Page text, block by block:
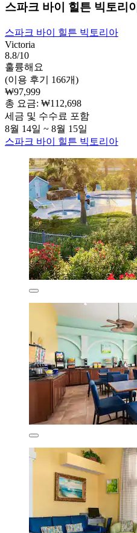
스파크 바이 힐튼 빅토리
스파크 바이 힐튼 빅토리아
Victoria
8.8/10
훌륭해요
(이용 후기 166개)
₩97,999
총 요금: ₩112,698
세금 및 수수료 포함
8월 14일 ~ 8월 15일
스파크 바이 힐튼 빅토리아